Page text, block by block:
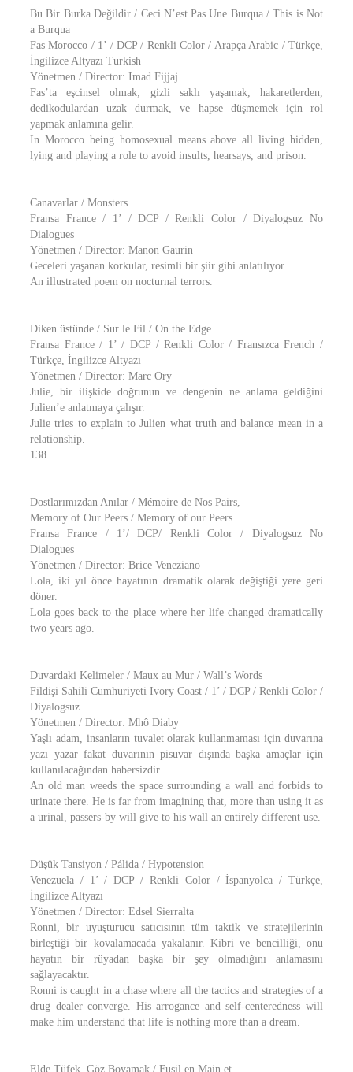
Bu Bir Burka Değildir / Ceci N’est Pas Une Burqua / This is Not
a Burqua
Fas Morocco / 1’ / DCP / Renkli Color / Arapça Arabic / Türkçe,
İngilizce Altyazı Turkish
Yönetmen / Director: Imad Fijjaj
Fas’ta eşcinsel olmak; gizli saklı yaşamak, hakaretlerden,
dedikodulardan uzak durmak, ve hapse düşmemek için rol
yapmak anlamına gelir.
In Morocco being homosexual means above all living hidden,
lying and playing a role to avoid insults, hearsays, and prison.
Canavarlar / Monsters
Fransa France / 1’ / DCP / Renkli Color / Diyalogsuz No
Dialogues
Yönetmen / Director: Manon Gaurin
Geceleri yaşanan korkular, resimli bir şiir gibi anlatılıyor.
An illustrated poem on nocturnal terrors.
Diken üstünde / Sur le Fil / On the Edge
Fransa France / 1’ / DCP / Renkli Color / Fransızca French /
Türkçe, İngilizce Altyazı
Yönetmen / Director: Marc Ory
Julie, bir ilişkide doğrunun ve dengenin ne anlama geldiğini
Julien’e anlatmaya çalışır.
Julie tries to explain to Julien what truth and balance mean in a
relationship.
138
Dostlarımızdan Anılar / Mémoire de Nos Pairs,
Memory of Our Peers / Memory of our Peers
Fransa France / 1’/ DCP/ Renkli Color / Diyalogsuz No
Dialogues
Yönetmen / Director: Brice Veneziano
Lola, iki yıl önce hayatının dramatik olarak değiştiği yere geri
döner.
Lola goes back to the place where her life changed dramatically
two years ago.
Duvardaki Kelimeler / Maux au Mur / Wall’s Words
Fildişi Sahili Cumhuriyeti Ivory Coast / 1’ / DCP / Renkli Color /
Diyalogsuz
Yönetmen / Director: Mhô Diaby
Yaşlı adam, insanların tuvalet olarak kullanmaması için duvarına
yazı yazar fakat duvarının pisuvar dışında başka amaçlar için
kullanılacağından habersizdir.
An old man weeds the space surrounding a wall and forbids to
urinate there. He is far from imagining that, more than using it as
a urinal, passers-by will give to his wall an entirely different use.
Düşük Tansiyon / Pálida / Hypotension
Venezuela / 1’ / DCP / Renkli Color / İspanyolca / Türkçe,
İngilizce Altyazı
Yönetmen / Director: Edsel Sierralta
Ronni, bir uyuşturucu satıcısının tüm taktik ve stratejilerinin
birleştiği bir kovalamacada yakalanır. Kibri ve bencilliği, onu
hayatın bir rüyadan başka bir şey olmadığını anlamasını
sağlayacaktır.
Ronni is caught in a chase where all the tactics and strategies of a
drug dealer converge. His arrogance and self-centeredness will
make him understand that life is nothing more than a dream.
Elde Tüfek, Göz Boyamak / Fusil en Main et